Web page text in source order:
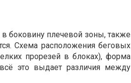
в боковину плечевой зоны, также
Схема расположения беговых
прорезей в блоках), форма
это выдает различия между